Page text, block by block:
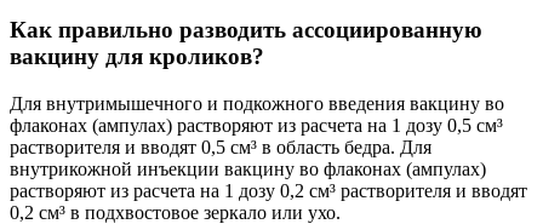
Как правильно разводить ассоциированную
вакцину для кроликов?
Для внутримышечного и подкожного введения вакцину во
флаконах (ампулах) растворяют из расчета на 1 дозу 0,5 см³
растворителя и вводят 0,5 см³ в область бедра. Для
внутрикожной инъекции вакцину во флаконах (ампулах)
растворяют из расчета на 1 дозу 0,2 см³ растворителя и вводят
0,2 см³ в подхвостовое зеркало или ухо.